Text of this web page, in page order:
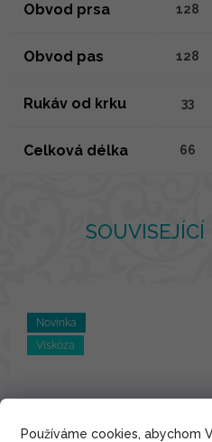
Používáme cookies, abychom
Novinka
Viskóza
Obvod prsa 128
Obvod pas 128
Rukáv od krku 33
Celková délka 66